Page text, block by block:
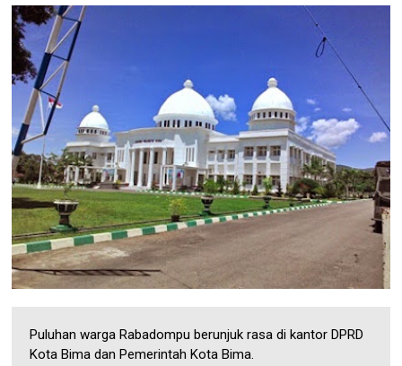
Puluhan warga Rabadompu berunjuk rasa di kantor DPRD
Kota Bima dan Pemerintah Kota Bima.